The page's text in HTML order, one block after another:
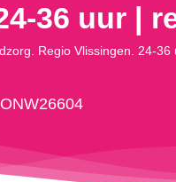
36 uur |
Regio Vlissingen. 24-36